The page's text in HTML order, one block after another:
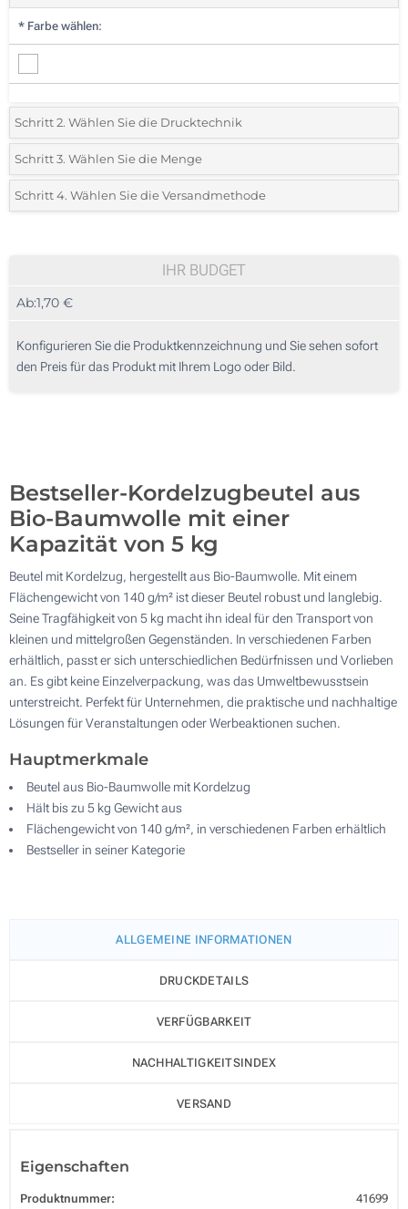
* Farbe wählen:
Schritt 2. Wählen Sie die Drucktechnik
*Wählen Sie die Druck- und Farbtechniken für Ihr Logo:
1 Farbig (Auf einer Seite)
3 Farbig (Auf einer Seite)
Sticken (Auf einer Seite)
Schritt 3. Wählen Sie die Menge
*Bitte wählen Sie Ihre gewünschte Menge
50
125
250
Schritt 4. Wählen Sie die Versandmethode
IHR BUDGET
Ab:1,70 €
Konfigurieren Sie die Produktkennzeichnung und Sie sehen sofort
den Preis für das Produkt mit Ihrem Logo oder Bild.
Bestseller-Kordelzugbeutel aus
Bio-Baumwolle mit einer
Kapazität von 5 kg
Beutel mit Kordelzug, hergestellt aus Bio-Baumwolle. Mit einem
Flächengewicht von 140 g/m² ist dieser Beutel robust und langlebig.
Seine Tragfähigkeit von 5 kg macht ihn ideal für den Transport von
kleinen und mittelgroßen Gegenständen. In verschiedenen Farben
erhältlich, passt er sich unterschiedlichen Bedürfnissen und Vorlieben
an. Es gibt keine Einzelverpackung, was das Umweltbewusstsein
unterstreicht. Perfekt für Unternehmen, die praktische und nachhaltige
Lösungen für Veranstaltungen oder Werbeaktionen suchen.
Hauptmerkmale
Beutel aus Bio-Baumwolle mit Kordelzug
Hält bis zu 5 kg Gewicht aus
Flächengewicht von 140 g/m², in verschiedenen Farben erhältlich
Bestseller in seiner Kategorie
ALLGEMEINE INFORMATIONEN
DRUCKDETAILS
VERFÜGBARKEIT
NACHHALTIGKEITSINDEX
VERSAND
Eigenschaften
Produktnummer: 41699